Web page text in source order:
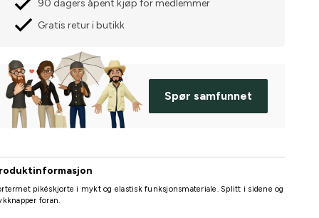
90 dagers åpent kjøp for medlemmer
Gratis retur i butikk
Spør samfunnet
pikéskjorte i mykt og elastisk funksjonsmateriale. Splitt i sidene og
foran.